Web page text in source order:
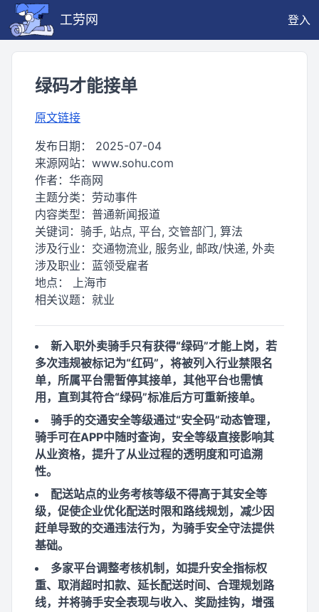
工劳网 登入
绿码才能接单
原文链接
发布日期： 2025-07-04
来源网站： www.sohu.com
作者： 华商网
主题分类： 劳动事件
内容类型： 普通新闻报道
关键词： 骑手, 站点, 平台, 交管部门, 算法
涉及行业： 交通物流业, 服务业, 邮政/快递, 外卖
涉及职业： 蓝领受雇者
地点： 上海市
相关议题： 就业
新入职外卖骑手只有获得“绿码”才能上岗，若
多次违规被标记为“红码”，将被列入行业禁限名
单，所属平台需暂停其接单，其他平台也需慎
用，直到其符合“绿码”标准后方可重新接单。
骑手的交通安全等级通过“安全码”动态管理，
骑手可在APP中随时查询，安全等级直接影响其
从业资格，提升了从业过程的透明度和可追溯
性。
配送站点的业务考核等级不得高于其安全等
级，促使企业优化配送时限和路线规划，减少因
赶单导致的交通违法行为，为骑手安全守法提供
基础。
多家平台调整考核机制，如提升安全指标权
重、取消超时扣款、延长配送时间、合理规划路
线，并将骑手安全表现与收入、奖励挂钩，增强